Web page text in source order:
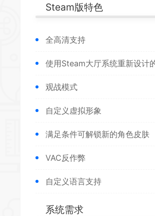
Steam版特色
全高清支持
使用Steam大厅系统重新设计
观战模式
自定义虚拟形象
满足条件可解锁新的角色皮肤
VAC反作弊
自定义语言支持
系统需求